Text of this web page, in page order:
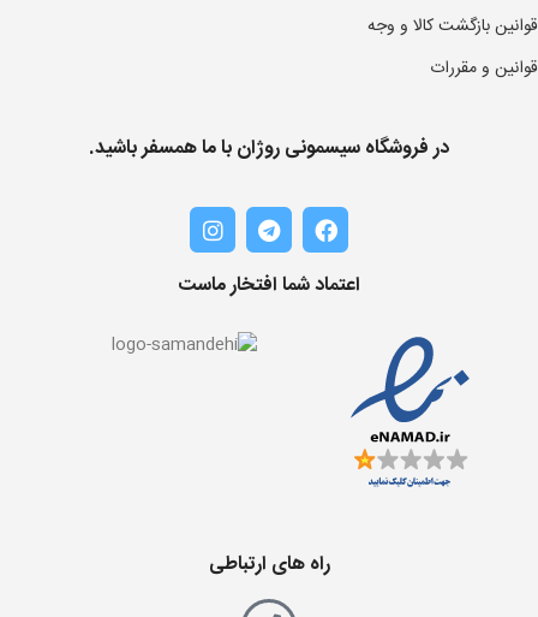
قوانین بازگشت کالا و وجه
قوانین و مقررات
در فروشگاه سیسمونی روژان با ما همسفر باشید.
اعتماد شما افتخار ماست
راه های ارتباطی